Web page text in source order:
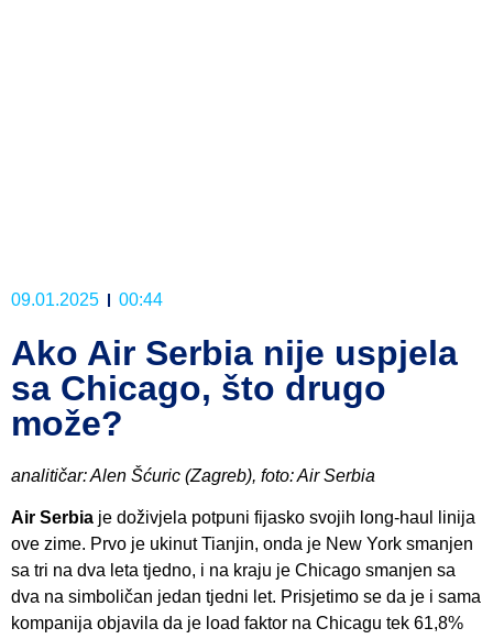
09.01.2025 00:44
Ako Air Serbia nije uspjela
sa Chicago, što drugo
može?
analitičar: Alen Šćuric (Zagreb), foto: Air Serbia
Air Serbia je doživjela potpuni fijasko svojih long-haul linija
ove zime. Prvo je ukinut Tianjin, onda je New York smanjen
sa tri na dva leta tjedno, i na kraju je Chicago smanjen sa
dva na simboličan jedan tjedni let. Prisjetimo se da je i sama
kompanija objavila da je load faktor na Chicagu tek 61,8%